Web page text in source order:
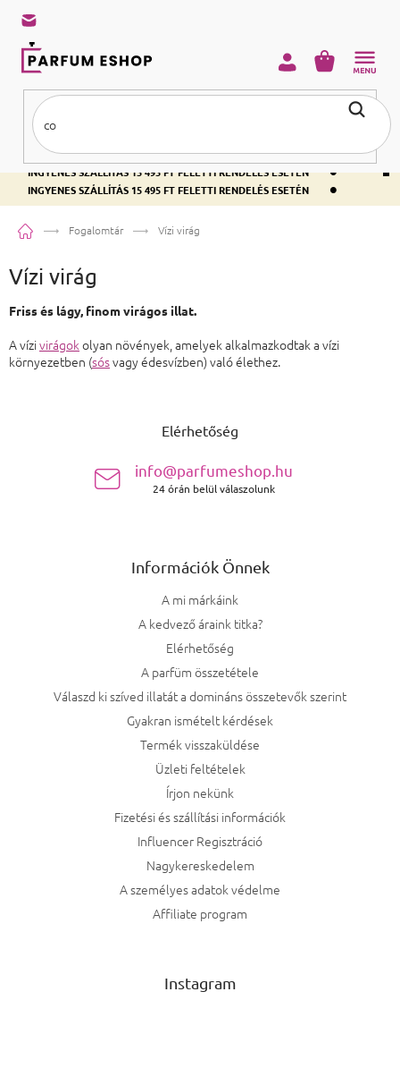
INGYENES SZÁLLÍTÁS 15 495 FT FELETTI RENDELÉS ESETÉN •
INGYENES SZÁLLÍTÁS 15 495 FT FELETTI RENDELÉS ESETÉN •
INGYENES SZÁLLÍTÁS 15 495 FT FELETTI RENDELÉS ESETÉN •
KOSÁR
KezdőlapFogalomtár Vízi virág
Vízi virág
Friss és lágy, finom virágos illat.
A vízivirágokolyan növények, amelyek alkalmazkodtak a vízi
környezetben (sósvagy édesvízben) való élethez.
Elérhetőség
info@parfumeshop.hu
24 órán belül válaszolunk
Információk Önnek
A mi márkáink
A kedvező áraink titka?
Elérhetőség
A parfüm összetétele
Válaszd ki szíved illatát a domináns összetevők szerint
Gyakran ismételt kérdések
Termék visszaküldése
Üzleti feltételek
Írjon nekünk
Fizetési és szállítási információk
Influencer Regisztráció
Nagykereskedelem
A személyes adatok védelme
Affiliate program
Instagram